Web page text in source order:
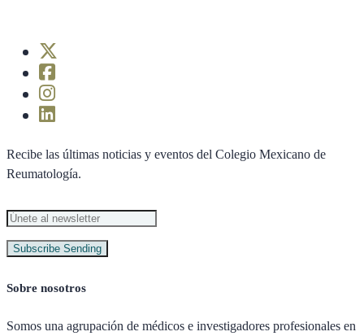
Recibe las últimas noticias y eventos del Colegio Mexicano de
Reumatología.
Subscribe Sending
Sobre nosotros
Somos una agrupación de médicos e investigadores profesionales en